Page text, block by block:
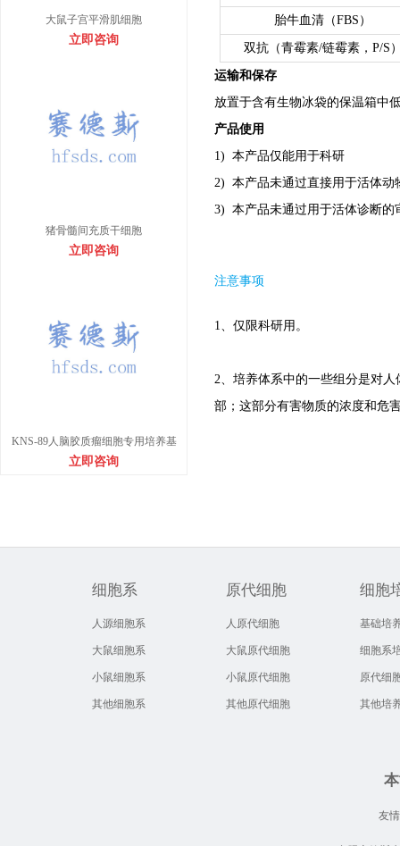
大鼠子宫平滑肌细胞
立即咨询
猪骨髓间充质干细胞
立即咨询
KNS-89人脑胶质瘤细胞专用培养基
立即咨询
胎牛血清（FBS）
双抗（青霉素/链霉素，P/S
运输和保存
放置于含有生物冰袋的保温箱中
产品使用
1) 本产品仅能用于科研
2) 本产品未通过直接用于活体动
3) 本产品未通过用于活体诊断的
注意事项
1、仅限科研用。
2、培养体系中的一些组分是对
部；这部分有害物质的浓度和危
细胞系
人源细胞系
大鼠细胞系
小鼠细胞系
其他细胞系
原代细胞
人原代细胞
大鼠原代细胞
小鼠原代细胞
其他原代细胞
细胞
基础培
细胞系
原代细
其他培
友